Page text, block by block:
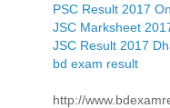
PSC Result 2017
JSC Marksheet
JSC Result 2017
bd exam result
http://